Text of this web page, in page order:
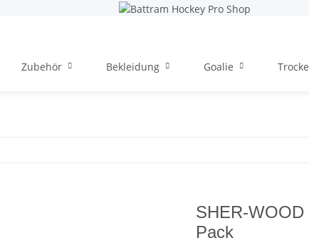
Zubehör Bekleidung Goalie
SHER-
Pack